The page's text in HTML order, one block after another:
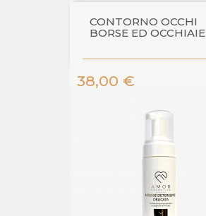
CONTORNO OCCHI
BORSE ED OCCHIAIE
Prezzo
38,00 €